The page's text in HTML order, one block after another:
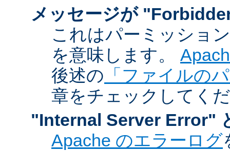
メッセージが
これはパーミッショ
を意味します。
後述の 「ファイルの
章をチェックしてく
"Internal Server Error"
Apache のエラーログ